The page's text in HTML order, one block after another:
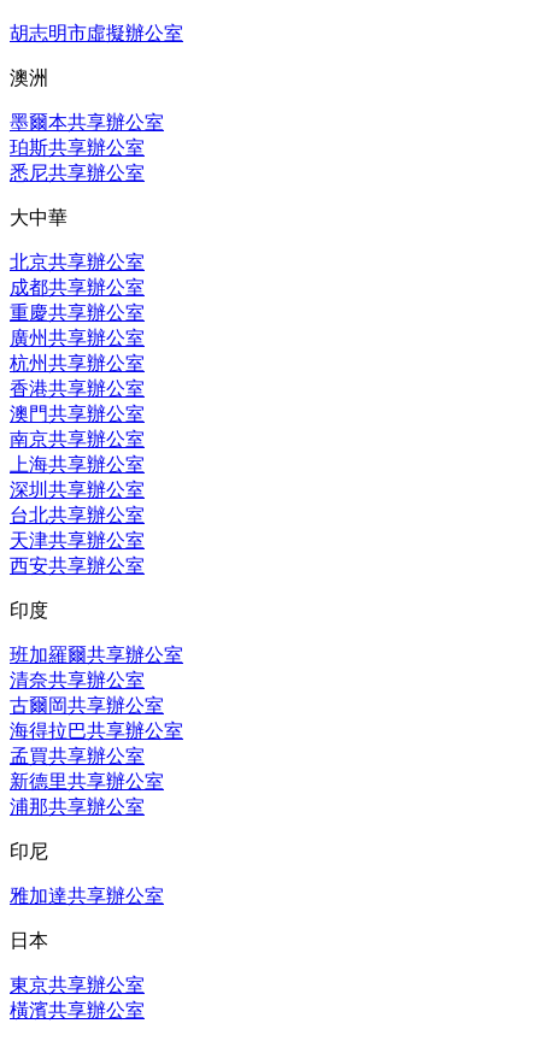
胡志明市虛擬辦公室
澳洲
墨爾本共享辦公室
珀斯共享辦公室
悉尼共享辦公室
大中華
北京共享辦公室
成都共享辦公室
重慶共享辦公室
廣州共享辦公室
杭州共享辦公室
香港共享辦公室
澳門共享辦公室
南京共享辦公室
上海共享辦公室
深圳共享辦公室
台北共享辦公室
天津共享辦公室
西安共享辦公室
印度
班加羅爾共享辦公室
清奈共享辦公室
古爾岡共享辦公室
海得拉巴共享辦公室
孟買共享辦公室
新德里共享辦公室
浦那共享辦公室
印尼
雅加達共享辦公室
日本
東京共享辦公室
橫濱共享辦公室